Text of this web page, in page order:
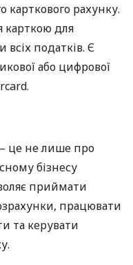
рахунку.
карткою для
всіх податків. Є
або цифрової
це не лише про
бізнесу
приймати
працювати
та керувати